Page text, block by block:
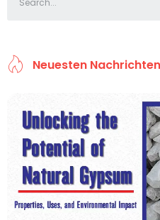
Neuesten Nachrichten